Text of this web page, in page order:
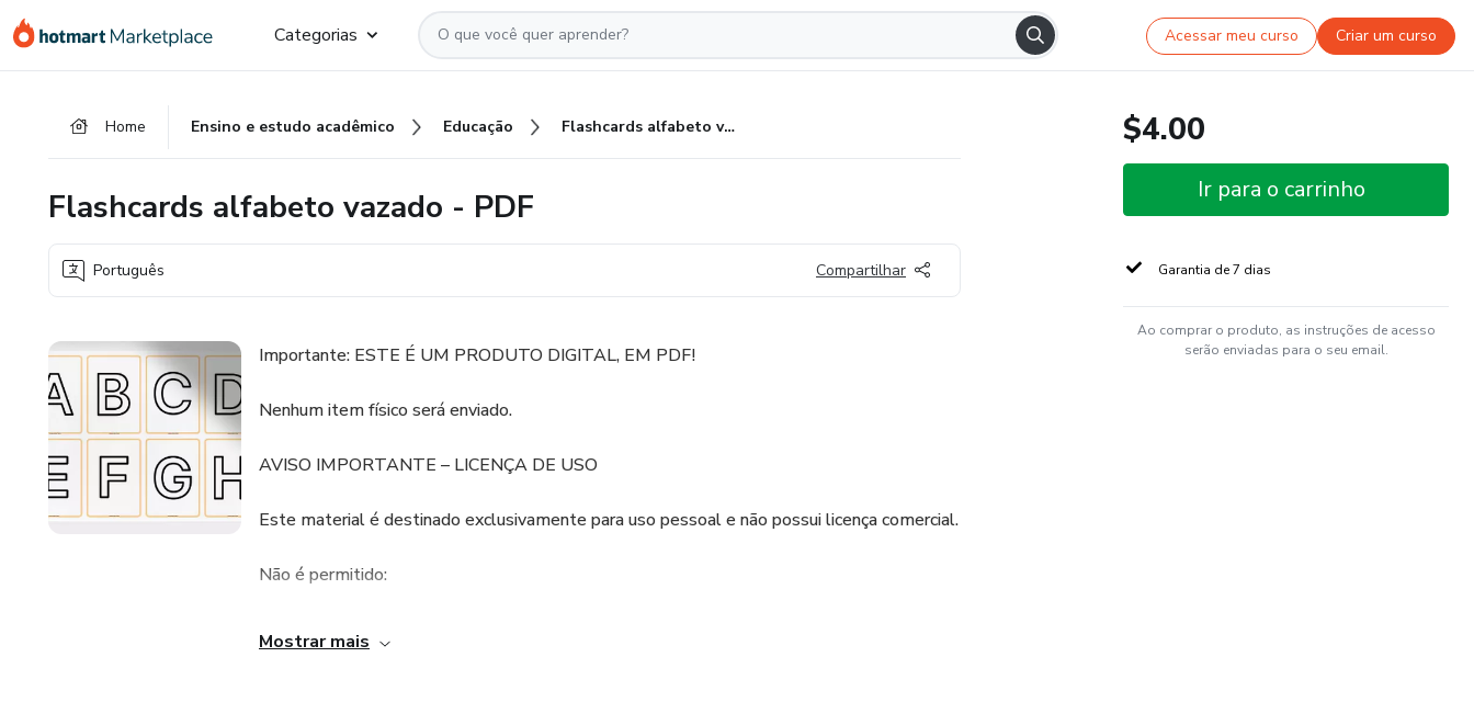
para
para
para
Categorias Acessar meu curso Criar um curso
Home Ensino e estudo acadêmico Educação Flashcards alfabeto vazado - PDF
Flashcards alfabeto vazado - PDF
Português Compartilhar
Importante: ESTE É UM PRODUTO DIGITAL, EM PDF!
Nenhum item físico será enviado.
AVISO IMPORTANTE – LICENÇA DE USO
Este material é destinado exclusivamente para uso pessoal e não possui licença comercial.
Não é permitido:
* Revender este arquivo em formato digital;
Mostrar mais
$4.00
Ir para o carrinho
Garantia de 7 dias
Ao comprar o produto, as instruções de acesso
serão enviadas para o seu email.